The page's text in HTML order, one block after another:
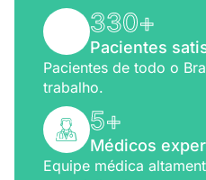
330+
Pacientes
Pacientes de todo o
trabalho.
5+
Médicos
Equipe médica